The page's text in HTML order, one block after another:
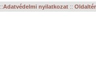
::Adatvédelmi nyilatkozat ::